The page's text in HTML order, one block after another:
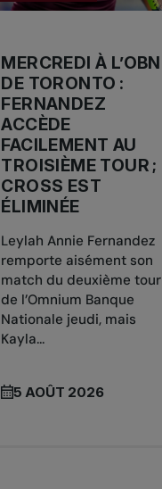
MERCREDI À L’OBN
DE TORONTO :
FERNANDEZ
ACCÈDE
FACILEMENT AU
TROISIÈME TOUR ;
CROSS EST
ÉLIMINÉE
Leylah Annie Fernandez
remporte aisément son
match du deuxième tour
de l’Omnium Banque
Nationale jeudi, mais
Kayla...
5 AOÛT 2026